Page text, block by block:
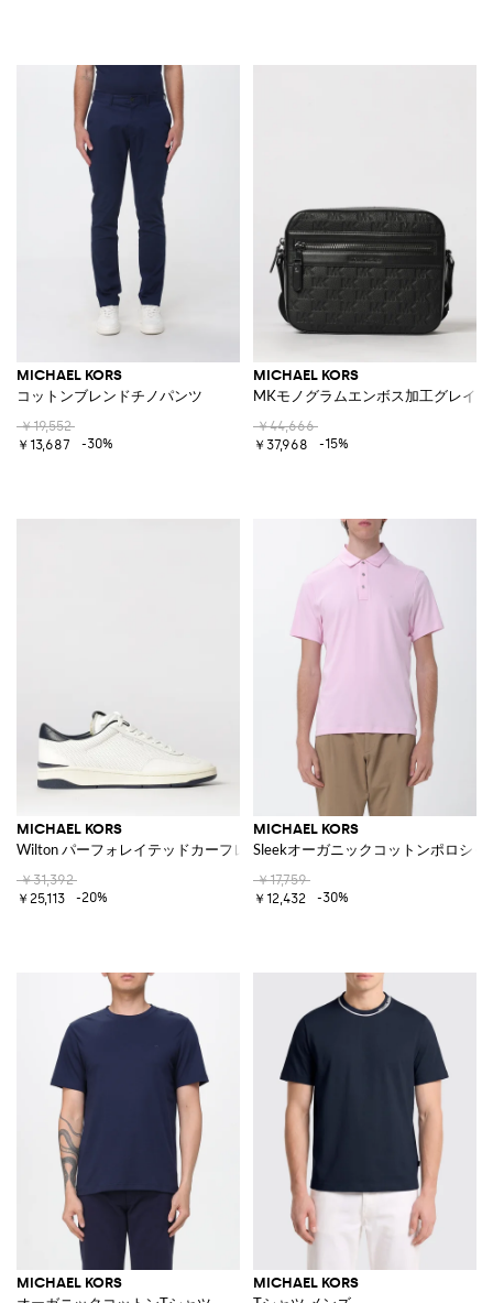
MICHAEL KORS
コットンブレンドチノパンツ
￥19,552
￥13,687
-30%
MICHAEL KORS
MKモノグラムエンボス加工グレイ
￥44,666
￥37,968
-15%
MICHAEL KORS
Wilton パーフォレイテッドカーフレザー製ロートップスニーカー
￥31,392
￥25,113
-20%
MICHAEL KORS
Sleekオーガニックコットンポロシャ
￥17,759
￥12,432
-30%
MICHAEL KORS MICHAEL KORS